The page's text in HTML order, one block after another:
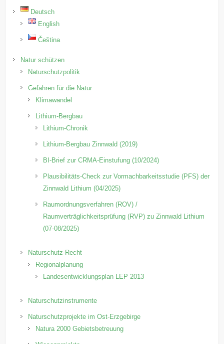
Deutsch
English
Čeština
Natur schützen
Naturschutzpolitik
Gefahren für die Natur
Klimawandel
Lithium-Bergbau
Lithium-Chronik
Lithium-Bergbau Zinnwald (2019)
BI-Brief zur CRMA-Einstufung (10/2024)
Plausibilitäts-Check zur Vormachbarkeitsstudie (PFS) der
Zinnwald Lithium (04/2025)
Raumordnungsverfahren (ROV) /
Raumverträglichkeitsprüfung (RVP) zu Zinnwald Lithium
(07-08/2025)
Naturschutz-Recht
Regionalplanung
Landesentwicklungsplan LEP 2013
Naturschutzinstrumente
Naturschutzprojekte im Ost-Erzgebirge
Natura 2000 Gebietsbetreuung